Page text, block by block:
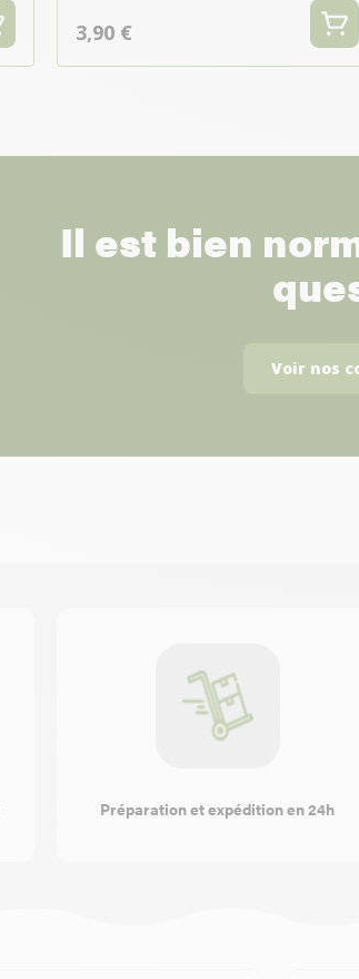
3,90 €
Il est bien
Voir nos
Préparation et expédition en 24h